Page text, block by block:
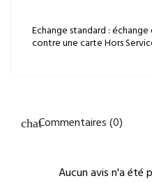
Echange standard :
contre une carte Hors
Commentaires (0)
Aucun avis n'a été